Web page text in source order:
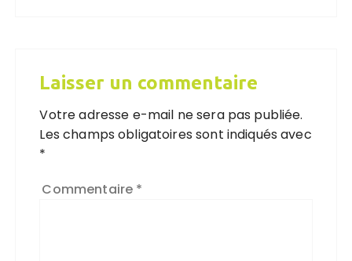
Laisser un commentaire
Votre adresse e-mail ne sera pas publiée.
Les champs obligatoires sont indiqués avec
*
Commentaire *